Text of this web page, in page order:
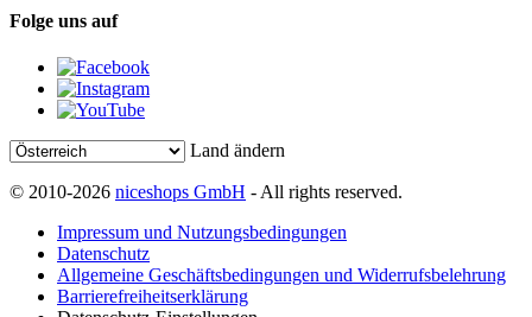
Folge uns auf
Land ändern
© 2010-2026 niceshops GmbH - All rights reserved.
Impressum und Nutzungsbedingungen
Datenschutz
Allgemeine Geschäftsbedingungen und Widerrufsbelehrung
Barrierefreiheitserklärung